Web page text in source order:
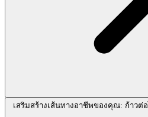
เสริมสร้างเส้นทางอาชีพของคุณ: ก้าวต่